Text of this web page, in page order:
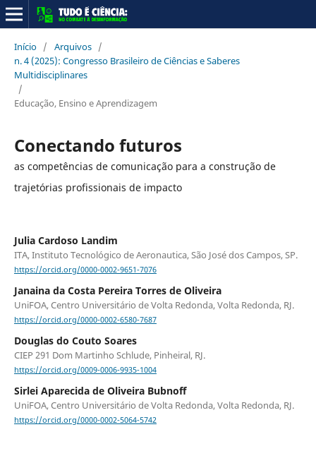
Início / Arquivos /
n. 4 (2025): Congresso Brasileiro de Ciências e Saberes
Multidisciplinares
/
Educação, Ensino e Aprendizagem
Conectando futuros
as competências de comunicação para a construção de
trajetórias profissionais de impacto
Julia Cardoso Landim
ITA, Instituto Tecnológico de Aeronautica, São José dos Campos, SP.
https://orcid.org/0000-0002-9651-7076
Janaina da Costa Pereira Torres de Oliveira
UniFOA, Centro Universitário de Volta Redonda, Volta Redonda, RJ.
https://orcid.org/0000-0002-6580-7687
Douglas do Couto Soares
CIEP 291 Dom Martinho Schlude, Pinheiral, RJ.
https://orcid.org/0009-0006-9935-1004
Sirlei Aparecida de Oliveira Bubnoff
UniFOA, Centro Universitário de Volta Redonda, Volta Redonda, RJ.
https://orcid.org/0000-0002-5064-5742